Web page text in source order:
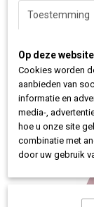
Toestemming
Op deze
Cookies worden
aanbieden van
informatie en
media-,
hoe u onze site
combinatie met
door uw gebruik